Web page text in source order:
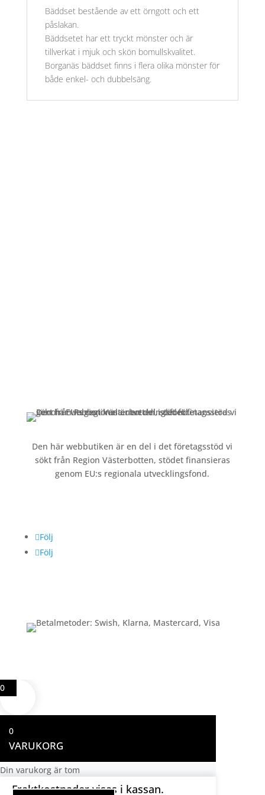
Bäddset bestående av ett örngott och ett
påslakan.
Bäddsetet har ett tryckt mönster och är
tillverkat i mjuk och skön bomullskvalitet.
Borganäs bäddset finns i flera olika mönster för
både enkel- och dubbelsäng.
Den här webbutiken är en del i det företagsstöd vi
sökt från Region Västerbotten, stödet finansieras
genom EU:s regionala utvecklingsfond.
Följ
Följ
0
0
VARUKORG
Din varukorg är tom
Fraktkostnader visas i kassan.